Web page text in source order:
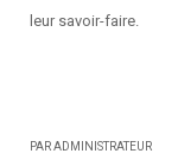
leur savoir-faire.
PAR ADMINISTRATEUR